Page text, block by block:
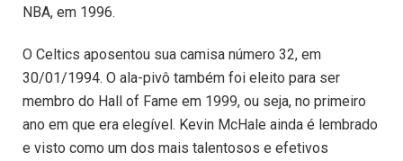
NBA, em 1996.
O Celtics aposentou sua camisa número 32, em
30/01/1994. O ala-pivô também foi eleito para ser
membro do Hall of Fame em 1999, ou seja, no primeiro
ano em que era elegível. Kevin McHale ainda é lembrado
e visto como um dos mais talentosos e efetivos